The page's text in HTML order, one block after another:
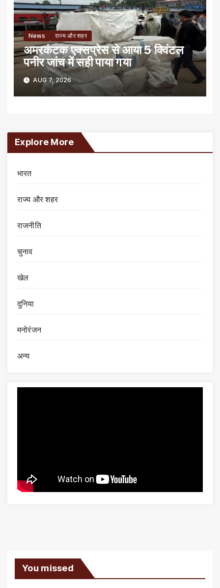
News राज्य और शहर
अमरकंटक एक्सप्रेस से आया 5 क्विंटल
पनीर जांच में सही पाया गया
AUG 7, 2026
Explore More
भारत
राज्य और शहर
राजनीति
चुनाव
खेल
दुनिया
मनोरंजन
अन्य
You missed